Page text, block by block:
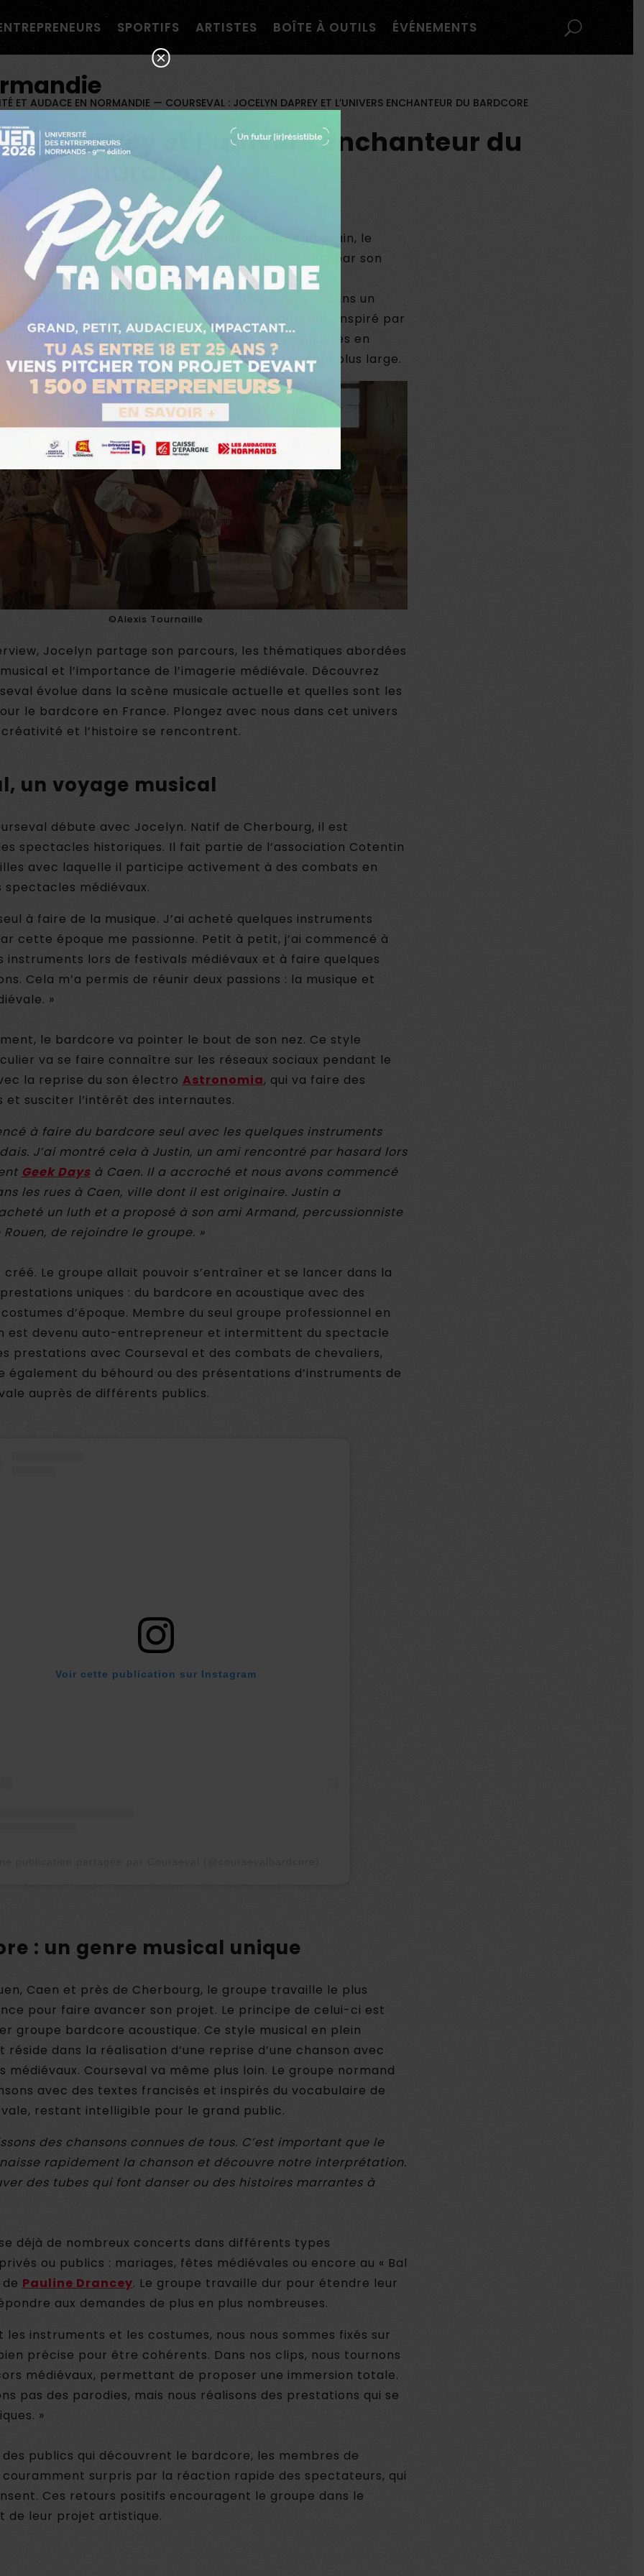
SPORTIFS ARTISTES BOÎTE À OUTILS ÉVÉNEMENTS
ET AUDACE EN NORMANDIE — COURSEVAL : JOCELYN DAPREY ET L’UNIVERS ENCHANTEUR DU BARDCORE
Daprey et l’univers enchanteur du
bardcore
le bardcore ? Dans le paysage musical contemporain, le
Courseval, originaire du Cotentin, se démarque par son
et audacieuse. Composé de 3 amis musiciens et
Daprey, un artiste passionné, il nous entraîne dans un
médiévale rencontre des mélodies modernes. Inspiré par
Courseval transforme des chansons populaires en
d’art bardcore, captivant ainsi un public toujours plus large.
©Alexis Tournaille
Jocelyn partage son parcours, les thématiques abordées
et l’importance de l’imagerie médiévale. Découvrez
évolue dans la scène musicale actuelle et quelles sont les
le bardcore en France. Plongez avec nous dans cet univers
et l’histoire se rencontrent.
un voyage musical
débute avec Jocelyn. Natif de Cherbourg, il est
spectacles historiques. Il fait partie de l’association Cotentin
avec laquelle il participe activement à des combats en
spectacles médiévaux.
à faire de la musique. J’ai acheté quelques instruments
cette époque me passionne. Petit à petit, j’ai commencé à
instruments lors de festivals médiévaux et à faire quelques
Cela m’a permis de réunir deux passions : la musique et
»
le bardcore va pointer le bout de son nez. Ce style
va se faire connaître sur les réseaux sociaux pendant le
la reprise du son électro Astronomia, qui va faire des
et susciter l’intérêt des internautes.
à faire du bardcore seul avec les quelques instruments
J’ai montré cela à Justin, un ami rencontré par hasard lors
Geek Daysà Caen. Il a accroché et nous avons commencé
les rues à Caen, ville dont il est originaire. Justin a
un luth et a proposé à son ami Armand, percussionniste
de rejoindre le groupe. »
Le groupe allait pouvoir s’entraîner et se lancer dans la
uniques : du bardcore en acoustique avec des
d’époque. Membre du seul groupe professionnel en
est devenu auto-entrepreneur et intermittent du spectacle
prestations avec Courseval et des combats de chevaliers,
également du béhourd ou des présentations d’instruments de
auprès de différents publics.
Voir cette publication sur Instagram
: un genre musical unique
Caen et près de Cherbourg, le groupe travaille le plus
pour faire avancer son projet. Le principe de celui-ci est
groupe bardcore acoustique. Ce style musical en plein
dans la réalisation d’une reprise d’une chanson avec
médiévaux. Courseval va même plus loin. Le groupe normand
avec des textes francisés et inspirés du vocabulaire de
restant intelligible pour le grand public.
des chansons connues de tous. C’est important que le
rapidement la chanson et découvre notre interprétation.
des tubes qui font danser ou des histoires marrantes à
déjà de nombreux concerts dans différents types
ou publics : mariages, fêtes médiévales ou encore au « Bal
Pauline Drancey. Le groupe travaille dur pour étendre leur
aux demandes de plus en plus nombreuses.
les instruments et les costumes, nous nous sommes fixés sur
précise pour être cohérents. Dans nos clips, nous tournons
médiévaux, permettant de proposer une immersion totale.
pas des parodies, mais nous réalisons des prestations qui se
»
publics qui découvrent le bardcore, les membres de
surpris par la réaction rapide des spectateurs, qui
Ces retours positifs encouragent le groupe dans le
de leur projet artistique.
×